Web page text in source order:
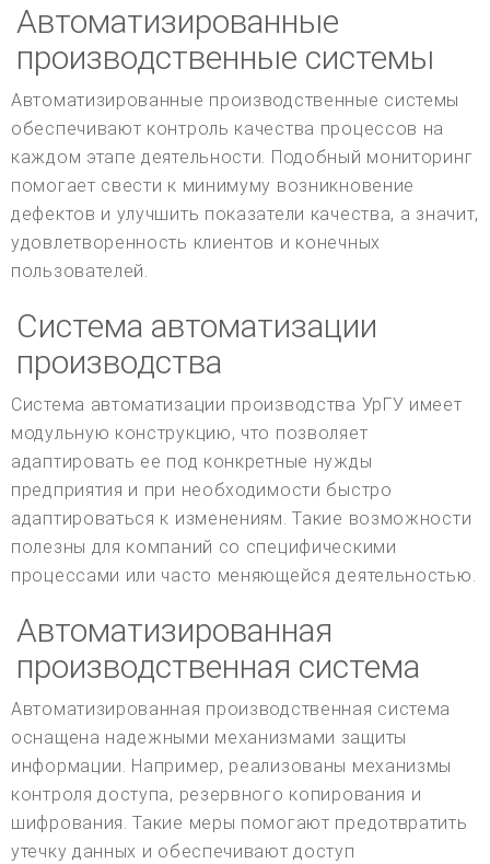
Автоматизированные
производственные системы
Автоматизированные производственные системы
обеспечивают контроль качества процессов на
каждом этапе деятельности. Подобный мониторинг
помогает свести к минимуму возникновение
дефектов и улучшить показатели качества, а значит,
удовлетворенность клиентов и конечных
пользователей.
Система автоматизации
производства
Система автоматизации производства УрГУ имеет
модульную конструкцию, что позволяет
адаптировать ее под конкретные нужды
предприятия и при необходимости быстро
адаптироваться к изменениям. Такие возможности
полезны для компаний со специфическими
процессами или часто меняющейся деятельностью.
Автоматизированная
производственная система
Автоматизированная производственная система
оснащена надежными механизмами защиты
информации. Например, реализованы механизмы
контроля доступа, резервного копирования и
шифрования. Такие меры помогают предотвратить
утечку данных и обеспечивают доступ